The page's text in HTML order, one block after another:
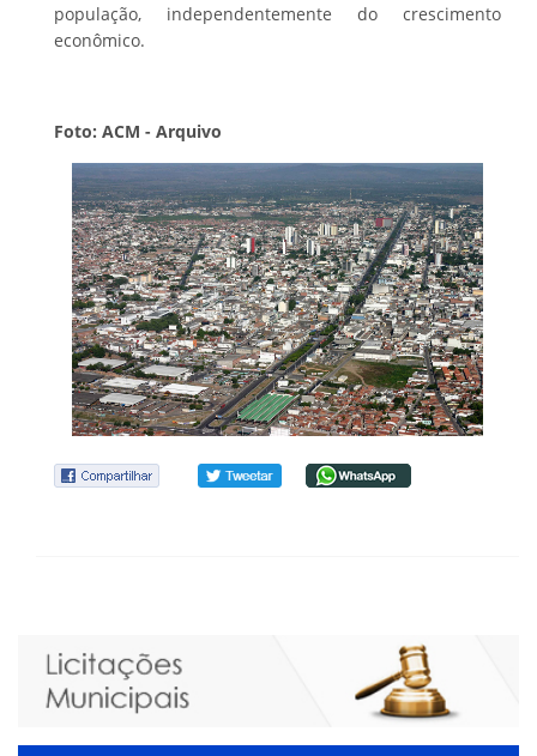
população, independentemente do crescimento
econômico.
Foto: ACM - Arquivo